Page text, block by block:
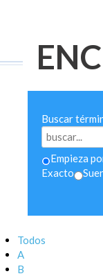
Buscar
Empieza
Exacto
Todos
A
B